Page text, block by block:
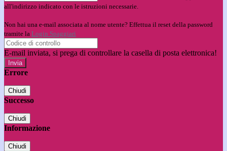
all'indirizzo indicato con le istruzioni necessarie.
Non hai una e-mail associata al nome utente? Effettua il reset della password
tramite la Login Spaggiari
E-mail inviata, si prega di controllare la casella di posta elettronica!
Errore
Chiudi
Successo
Chiudi
Informazione
Chiudi